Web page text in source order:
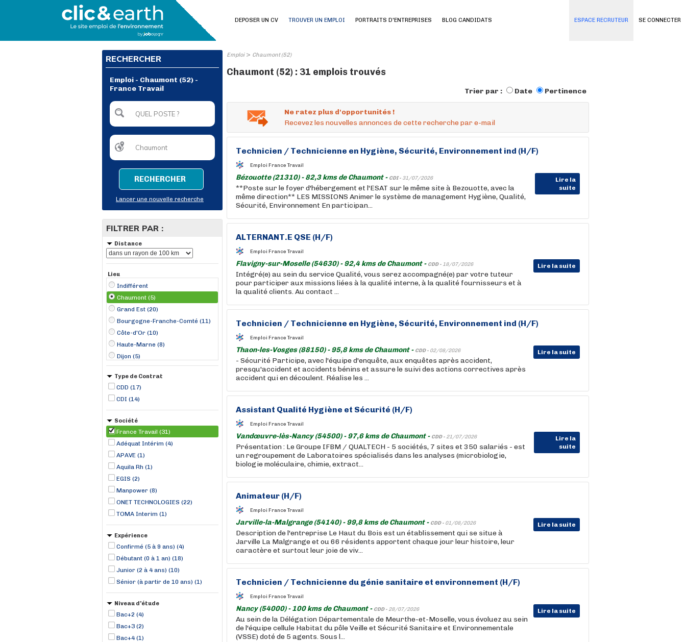
SE CONNECTER
DEPOSER UN CV TROUVER UN EMPLOI PORTRAITS D'ENTREPRISES BLOG CANDIDATS ESPACE RECRUTEUR
RECHERCHER
Emploi - Chaumont (52) -
France Travail
RECHERCHER
Lancer une nouvelle recherche
FILTRER PAR :
Distance
Lieu
Indifférent
Chaumont (5)
Grand Est (20)
Bourgogne-Franche-Comté (11)
Côte-d'Or (10)
Haute-Marne (8)
Dijon (5)
Nancy (2)
Bure (1)
Bézouotte (1)
Chevigny-Saint-Sauveur (1)
Fauverney (1)
Flavigny-sur-Moselle (1)
Type de Contrat
CDD (17)
CDI (14)
Société
France Travail (31)
Adéquat Intérim (4)
APAVE (1)
Aquila Rh (1)
EGIS (2)
Manpower (8)
ONET TECHNOLOGIES (22)
TOMA Interim (1)
Expérience
Confirmé (5 à 9 ans) (4)
Débutant (0 à 1 an) (18)
Junior (2 à 4 ans) (10)
Sénior (à partir de 10 ans) (1)
Niveau d'étude
Bac+2 (4)
Bac+3 (2)
Bac+4 (1)
Emploi> Chaumont (52)
Chaumont (52) : 31 emplois trouvés
Trier par : Date Pertinence
Ne ratez plus d'opportunités !
Recevez les nouvelles annonces de cette recherche par e-mail
Technicien / Technicienne en Hygiène, Sécurité, Environnement ind (H/F)
Emploi France Travail
Bézouotte (21310) - 82,3 kms de Chaumont - CDI - 31/07/2026
Lire la
suite
**Poste sur le foyer d'hébergement et l'ESAT sur le même site à Bezouotte, avec la
même direction** LES MISSIONS Animer le système de management Hygiène, Qualité,
Sécurité, Environnement En participan...
ALTERNANT.E QSE (H/F)
Emploi France Travail
Flavigny-sur-Moselle (54630) - 92,4 kms de Chaumont - CDD - 18/07/2026 Lire la suite
Intégré(e) au sein du service Qualité, vous serez accompagné(e) par votre tuteur
pour participer aux missions liées à la qualité interne, à la qualité fournisseurs et à
la qualité clients. Au contact ...
Technicien / Technicienne en Hygiène, Sécurité, Environnement ind (H/F)
Emploi France Travail
Thaon-les-Vosges (88150) - 95,8 kms de Chaumont - CDD - 02/08/2026 Lire la suite
- Sécurité Participe, avec l'équipe d'enquête, aux enquêtes après accident,
presqu'accident et accidents bénins et assure le suivi des actions correctives après
accident qui en découlent. Réalise les ...
Assistant Qualité Hygiène et Sécurité (H/F)
Emploi France Travail
Vandœuvre-lès-Nancy (54500) - 97,6 kms de Chaumont - CDD - 21/07/2026
Lire la
suite
Présentation : Le Groupe IFBM / QUALTECH - 5 sociétés, 7 sites et 350 salariés - est
un regroupement de Laboratoires spécialisés dans les analyses (microbiologie,
biologie moléculaire, chimie, extract...
Animateur (H/F)
Emploi France Travail
Jarville-la-Malgrange (54140) - 99,8 kms de Chaumont - CDD - 01/08/2026 Lire la suite
Description de l'entreprise Le Haut du Bois est un établissement qui se situe à
Jarville La Malgrange et ou 66 résidents apportent chaque jour leur histoire, leur
caractère et surtout leur joie de viv...
Technicien / Technicienne du génie sanitaire et environnement (H/F)
Emploi France Travail
Nancy (54000) - 100 kms de Chaumont - CDD - 28/07/2026 Lire la suite
Au sein de la Délégation Départementale de Meurthe-et-Moselle, vous évoluez au sein
de l'équipe cellule Habitat du pôle Veille et Sécurité Sanitaire et Environnementale
(VSSE) doté de 5 agents. Sous l...